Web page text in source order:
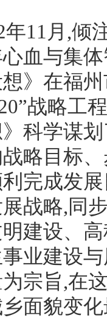
年11月,倾
血与集
》在福
战略工
》科学谋
略目标
完成发
战略,同
建设、
业建设
宗旨,在
面貌变